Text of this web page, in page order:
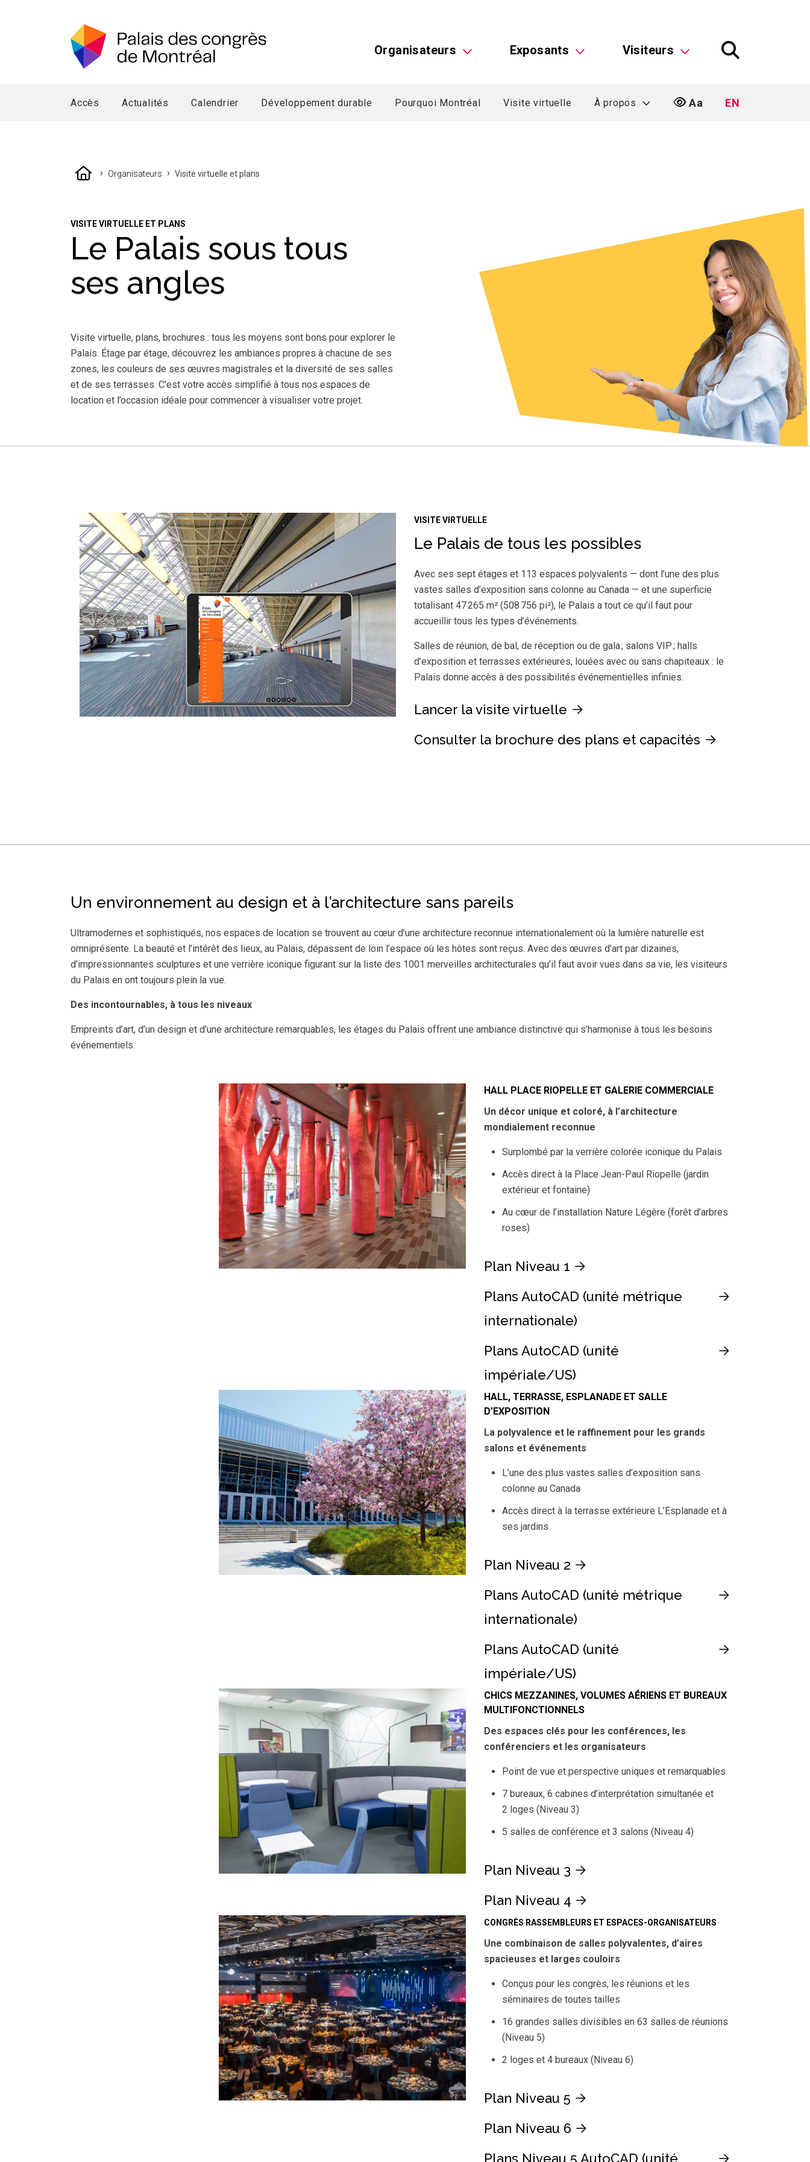
Organisateurs Exposants Visiteurs
Accès Actualités Calendrier Développement durable Pourquoi Montréal Visite virtuelle À propos Aa EN
› Organisateurs › Visite virtuelle et plans
VISITE VIRTUELLE ET PLANS
Le Palais sous tous
ses angles
Visite virtuelle, plans, brochures : tous les moyens sont bons pour explorer le
Palais. Étage par étage, découvrez les ambiances propres à chacune de ses
zones, les couleurs de ses œuvres magistrales et la diversité de ses salles
et de ses terrasses. C’est votre accès simplifié à tous nos espaces de
location et l’occasion idéale pour commencer à visualiser votre projet.
VISITE VIRTUELLE
Le Palais de tous les possibles
Avec ses sept étages et 113 espaces polyvalents — dont l’une des plus
vastes salles d’exposition sans colonne au Canada — et une superficie
totalisant 47 265 m² (508 756 pi²), le Palais a tout ce qu’il faut pour
accueillir tous les types d’événements.
Salles de réunion, de bal, de réception ou de gala ; salons VIP ; halls
d’exposition et terrasses extérieures, louées avec ou sans chapiteaux : le
Palais donne accès à des possibilités événementielles infinies.
Lancer la visite virtuelle
Consulter la brochure des plans et capacités
Un environnement au design et à l’architecture sans pareils
Ultramodernes et sophistiqués, nos espaces de location se trouvent au cœur d’une architecture reconnue internationalement où la lumière naturelle est
omniprésente. La beauté et l’intérêt des lieux, au Palais, dépassent de loin l’espace où les hôtes sont reçus. Avec des œuvres d’art par dizaines,
d’impressionnantes sculptures et une verrière iconique figurant sur la liste des 1001 merveilles architecturales qu’il faut avoir vues dans sa vie, les visiteurs
du Palais en ont toujours plein la vue.
Des incontournables, à tous les niveaux
Empreints d’art, d’un design et d’une architecture remarquables, les étages du Palais offrent une ambiance distinctive qui s’harmonise à tous les besoins
événementiels.
HALL PLACE RIOPELLE ET GALERIE COMMERCIALE
Un décor unique et coloré, à l’architecture
mondialement reconnue
Surplombé par la verrière colorée iconique du Palais
Accès direct à la Place Jean-Paul Riopelle (jardin
extérieur et fontaine)
Au cœur de l’installation Nature Légère (forêt d’arbres
roses)
Plan Niveau 1
Plans AutoCAD (unité métrique
internationale)
Plans AutoCAD (unité
impériale/US)
HALL, TERRASSE, ESPLANADE ET SALLE
D’EXPOSITION
La polyvalence et le raffinement pour les grands
salons et événements
L’une des plus vastes salles d’exposition sans
colonne au Canada
Accès direct à la terrasse extérieure L’Esplanade et à
ses jardins
Plan Niveau 2
Plans AutoCAD (unité métrique
internationale)
Plans AutoCAD (unité
impériale/US)
CHICS MEZZANINES, VOLUMES AÉRIENS ET BUREAUX
MULTIFONCTIONNELS
Des espaces clés pour les conférences, les
conférenciers et les organisateurs
Point de vue et perspective uniques et remarquables
7 bureaux, 6 cabines d’interprétation simultanée et
2 loges (Niveau 3)
5 salles de conférence et 3 salons (Niveau 4)
Plan Niveau 3
Plan Niveau 4
CONGRÈS RASSEMBLEURS ET ESPACES-ORGANISATEURS
Une combinaison de salles polyvalentes, d’aires
spacieuses et larges couloirs
Conçus pour les congrès, les réunions et les
séminaires de toutes tailles
16 grandes salles divisibles en 63 salles de réunions
(Niveau 5)
2 loges et 4 bureaux (Niveau 6)
Plan Niveau 5
Plan Niveau 6
Plans Niveau 5 AutoCAD (unité